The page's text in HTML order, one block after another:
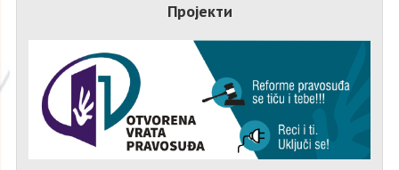
Пројекти